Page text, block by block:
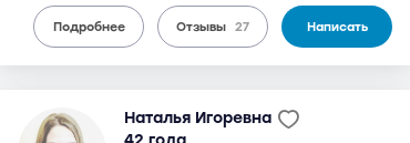
Подробнее Отзывы 27 Написать
Наталья Игоревна